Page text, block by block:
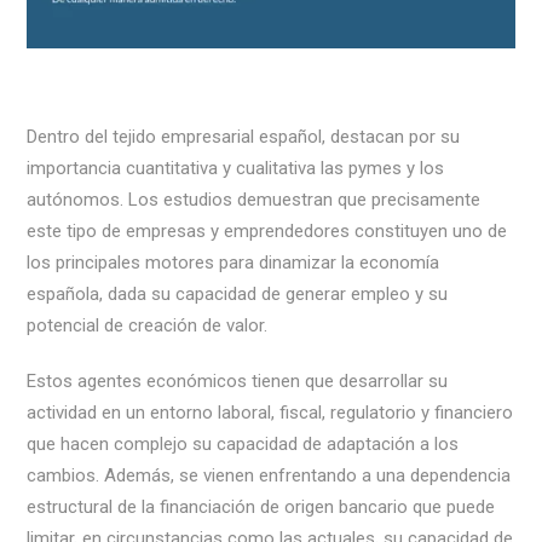
Dentro del tejido empresarial español, destacan por su
importancia cuantitativa y cualitativa las pymes y los
autónomos. Los estudios demuestran que precisamente
este tipo de empresas y emprendedores constituyen uno de
los principales motores para dinamizar la economía
española, dada su capacidad de generar empleo y su
potencial de creación de valor.
Estos agentes económicos tienen que desarrollar su
actividad en un entorno laboral, fiscal, regulatorio y financiero
que hacen complejo su capacidad de adaptación a los
cambios. Además, se vienen enfrentando a una dependencia
estructural de la financiación de origen bancario que puede